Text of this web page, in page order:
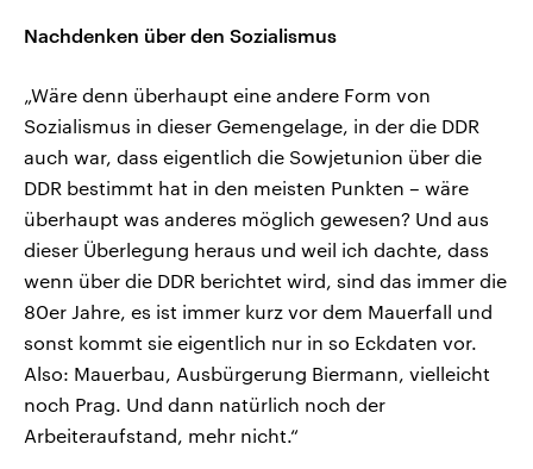
Nachdenken über den Sozialismus
„Wäre denn überhaupt eine andere Form von
Sozialismus in dieser Gemengelage, in der die DDR
auch war, dass eigentlich die Sowjetunion über die
DDR bestimmt hat in den meisten Punkten – wäre
überhaupt was anderes möglich gewesen? Und aus
dieser Überlegung heraus und weil ich dachte, dass
wenn über die DDR berichtet wird, sind das immer die
80er Jahre, es ist immer kurz vor dem Mauerfall und
sonst kommt sie eigentlich nur in so Eckdaten vor.
Also: Mauerbau, Ausbürgerung Biermann, vielleicht
noch Prag. Und dann natürlich noch der
Arbeiteraufstand, mehr nicht.“